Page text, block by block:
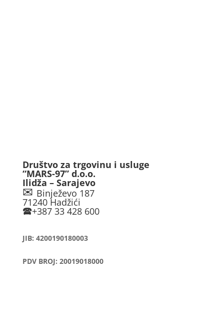
Društvo za trgovinu i usluge
“MARS-97” d.o.o.
Ilidža – Sarajevo
✉Binježevo 187
71240 Hadžići
🕿+387 33 428 600
JIB: 4200190180003
PDV BROJ: 20019018000